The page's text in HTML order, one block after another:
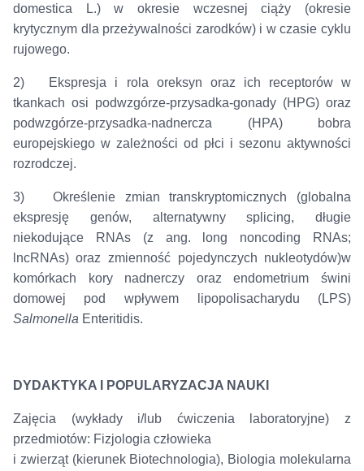
domestica L.) w okresie wczesnej ciąży (okresie
krytycznym dla przeżywalności zarodków) i w czasie cyklu
rujowego.
2) Ekspresja i rola oreksyn oraz ich receptorów w
tkankach osi podwzgórze-przysadka-gonady (HPG) oraz
podwzgórze-przysadka-nadnercza (HPA) bobra
europejskiego w zależności od płci i sezonu aktywności
rozrodczej.
3) Określenie zmian transkryptomicznych (globalna
ekspresję genów, alternatywny splicing, długie
niekodujące RNAs (z ang. long noncoding RNAs;
lncRNAs) oraz zmienność pojedynczych nukleotydów)w
komórkach kory nadnerczy oraz endometrium świni
domowej pod wpływem lipopolisacharydu (LPS)
Salmonella Enteritidis.
DYDAKTYKA I POPULARYZACJA NAUKI
Zajęcia (wykłady i/lub ćwiczenia laboratoryjne) z
przedmiotów: Fizjologia człowieka
i zwierząt (kierunek Biotechnologia), Biologia molekularna